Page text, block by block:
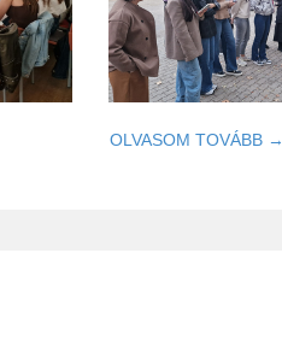
OLVASOM TOVÁBB →